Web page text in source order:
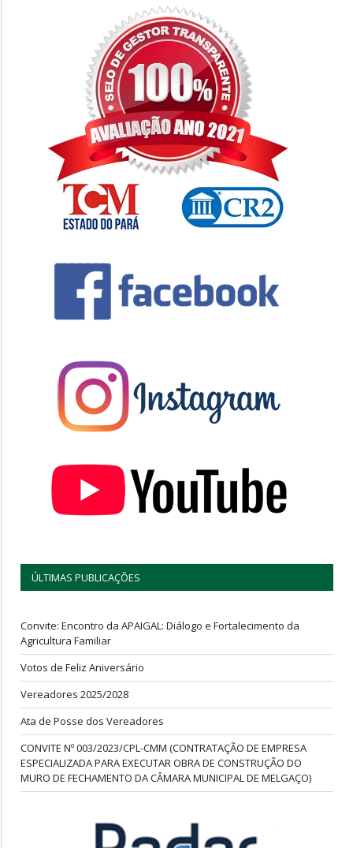
ÚLTIMAS PUBLICAÇÕES
Convite: Encontro da APAIGAL: Diálogo e Fortalecimento da
Agricultura Familiar
Votos de Feliz Aniversário
Vereadores 2025/2028
Ata de Posse dos Vereadores
CONVITE Nº 003/2023/CPL-CMM (CONTRATAÇÃO DE EMPRESA
ESPECIALIZADA PARA EXECUTAR OBRA DE CONSTRUÇÃO DO
MURO DE FECHAMENTO DA CÂMARA MUNICIPAL DE MELGAÇO)